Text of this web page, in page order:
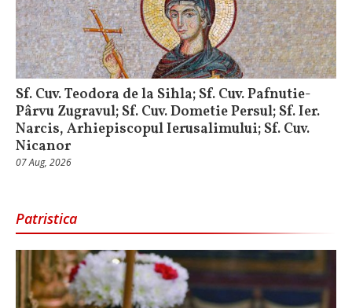
Sf. Cuv. Teodora de la Sihla; Sf. Cuv. Pafnutie-
Pârvu Zugravul; Sf. Cuv. Dometie Persul; Sf. Ier.
Narcis, Arhiepiscopul Ierusalimului; Sf. Cuv.
Nicanor
07 Aug, 2026
Patristica